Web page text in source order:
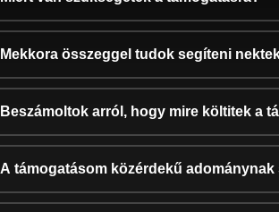
Mekkora összeggel tudok segíteni
Beszámoltok arról, hogy mire költitek a
A támogatásom közérdekű adománynak